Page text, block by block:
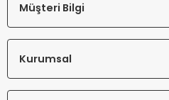
Müşteri Bilgi
Kurumsal